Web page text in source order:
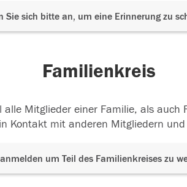
Sie sich bitte an, um eine Erinnerung zu
Familienkreis
Mitglieder einer Familie, als
Kontakt mit anderen Mitgliedern
um Teil des Familienkreises zu